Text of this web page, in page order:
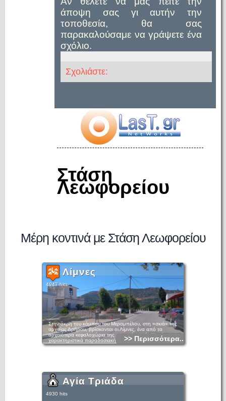
άποψη σας γι αυτήν την
τοποθεσία, θα σας
παρακαλούσαμε να γράψετε ένα
σχόλιο.
Σχολιάστε:
Στάση
Λεωφορείου
Μέρη κοντινά με Στάση Λεωφορείου
Λίμνες
4947 hits
Στην άκρη του κάμπου του Μεραμπέλου, στη «σκιά» της
αρχαίας Δρήρου, βρίσκονται οι Λίμνες, ένα από τα
αρχαιότερα κεφαλοχώρια της περιοχής με έντονα
χαρακτηριστικά παραδοσιακής κοινότητας. Ιδιαίτερα
παραγωγικό και πλούσιο, χάρη στον εύφορο κάμπο με τους
Μεσογειακής Γαστρονομίας και Πολιτισμού.
>> Περισσότερα...
Αγία Τριάδα
4930 hits